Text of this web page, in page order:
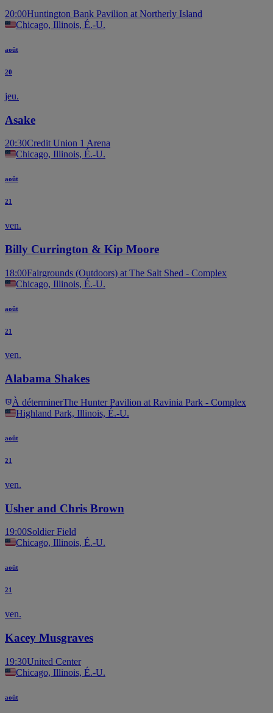
20:00Huntington Bank Pavilion at Northerly Island
Chicago, Illinois, É.-U.
août
20
jeu.
Asake
20:30Credit Union 1 Arena
Chicago, Illinois, É.-U.
août
21
ven.
Billy Currington & Kip Moore
18:00Fairgrounds (Outdoors) at The Salt Shed - Complex
Chicago, Illinois, É.-U.
août
21
ven.
Alabama Shakes
À déterminerThe Hunter Pavilion at Ravinia Park - Complex
Highland Park, Illinois, É.-U.
août
21
ven.
Usher and Chris Brown
19:00Soldier Field
Chicago, Illinois, É.-U.
août
21
ven.
Kacey Musgraves
19:30United Center
Chicago, Illinois, É.-U.
août